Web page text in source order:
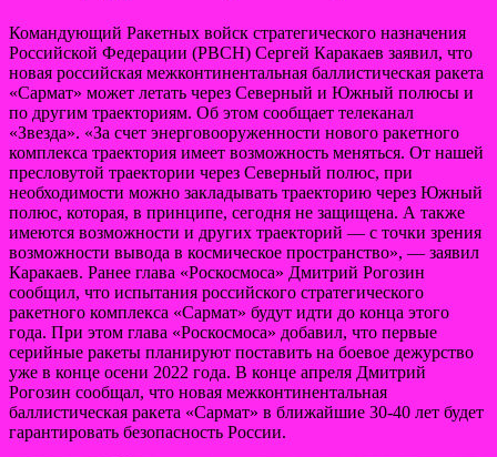
Командующий Ракетных войск стратегического назначения
Российской Федерации (РВСН) Сергей Каракаев заявил, что
новая российская межконтинентальная баллистическая ракета
«Сармат» может летать через Северный и Южный полюсы и
по другим траекториям. Об этом сообщает телеканал
«Звезда». «За счет энерговооруженности нового ракетного
комплекса траектория имеет возможность меняться. От нашей
пресловутой траектории через Северный полюс, при
необходимости можно закладывать траекторию через Южный
полюс, которая, в принципе, сегодня не защищена. А также
имеются возможности и других траекторий — с точки зрения
возможности вывода в космическое пространство», — заявил
Каракаев. Ранее глава «Роскосмоса» Дмитрий Рогозин
сообщил, что испытания российского стратегического
ракетного комплекса «Сармат» будут идти до конца этого
года. При этом глава «Роскосмоса» добавил, что первые
серийные ракеты планируют поставить на боевое дежурство
уже в конце осени 2022 года. В конце апреля Дмитрий
Рогозин сообщал, что новая межконтинентальная
баллистическая ракета «Сармат» в ближайшие 30-40 лет будет
гарантировать безопасность России.